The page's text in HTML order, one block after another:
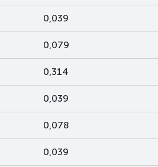
0,039
0,079
0,314
0,039
0,078
0,039